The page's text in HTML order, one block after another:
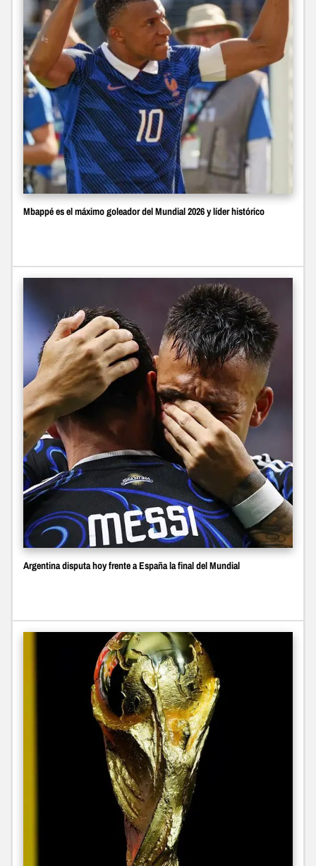
Mbappé es el máximo goleador del Mundial 2026 y líder histórico
Argentina disputa hoy frente a España la final del Mundial